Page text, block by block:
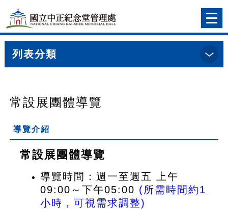
跳到主要內容
網站導覽
前往首頁
列表分類
::: 首頁> 導覽預約明細
常設展團體導覽
導覽介紹
常設展團體導覽
導覽時間：週一至週五 上午
09:00～下午05:00 (所需時間約1
小時，可視需求調整)